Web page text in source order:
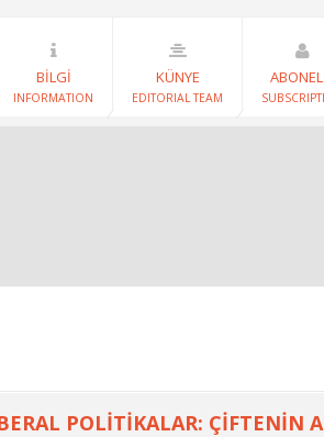
BİLGİ
INFORMATION
KÜNYE
EDITORIAL TEAM
POLİTİKALAR: ÇİFTENİN